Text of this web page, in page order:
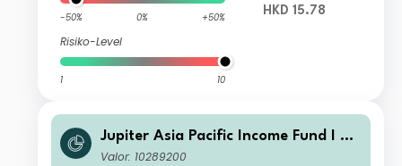
-50% 0% +50%
Risiko-Level
1 10
HKD 15.78
Jupiter Asia Pacific Income Fund I US
D Acc
Valor: 10289200